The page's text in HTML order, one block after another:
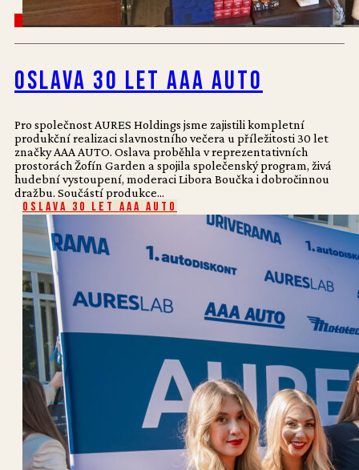
Oslava 30 let AAA AUTO
Pro společnost AURES Holdings jsme zajistili kompletní
produkční realizaci slavnostního večera u příležitosti 30 let
značky AAA AUTO. Oslava proběhla v reprezentativních
prostorách Žofín Garden a spojila společenský program, živá
hudební vystoupení, moderaci Libora Boučka i dobročinnou
dražbu. Součástí produkce...
Oslava 30 let AAA AUTO